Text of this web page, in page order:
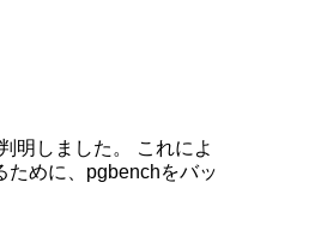
明しました。 これによ
ために、pgbenchをバッ